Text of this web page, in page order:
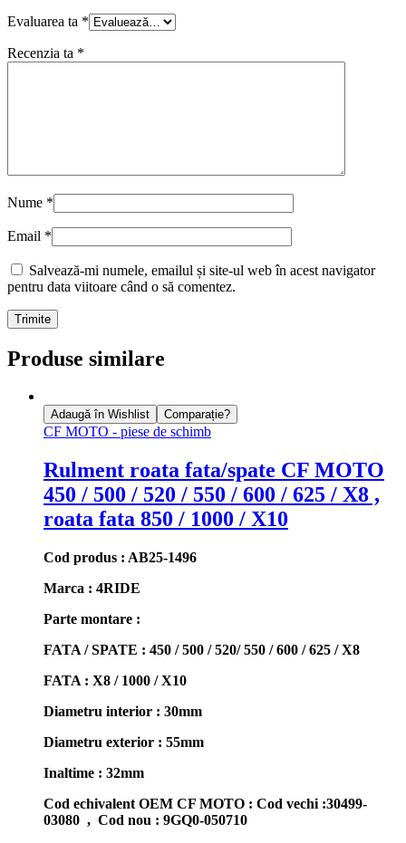
Evaluarea ta *
Recenzia ta *
Nume *
Email *
Salvează-mi numele, emailul și site-ul web în acest navigator
pentru data viitoare când o să comentez.
Produse similare
Adaugă în Wishlist Comparație?
CF MOTO - piese de schimb
Rulment roata fata/spate CF MOTO
450 / 500 / 520 / 550 / 600 / 625 / X8 ,
roata fata 850 / 1000 / X10
Cod produs : AB25-1496
Marca : 4RIDE
Parte montare :
FATA / SPATE : 450 / 500 / 520/ 550 / 600 / 625 / X8
FATA : X8 / 1000 / X10
Diametru interior : 30mm
Diametru exterior : 55mm
Inaltime : 32mm
Cod echivalent OEM CF MOTO : Cod vechi :30499-
03080 , Cod nou : 9GQ0-050710